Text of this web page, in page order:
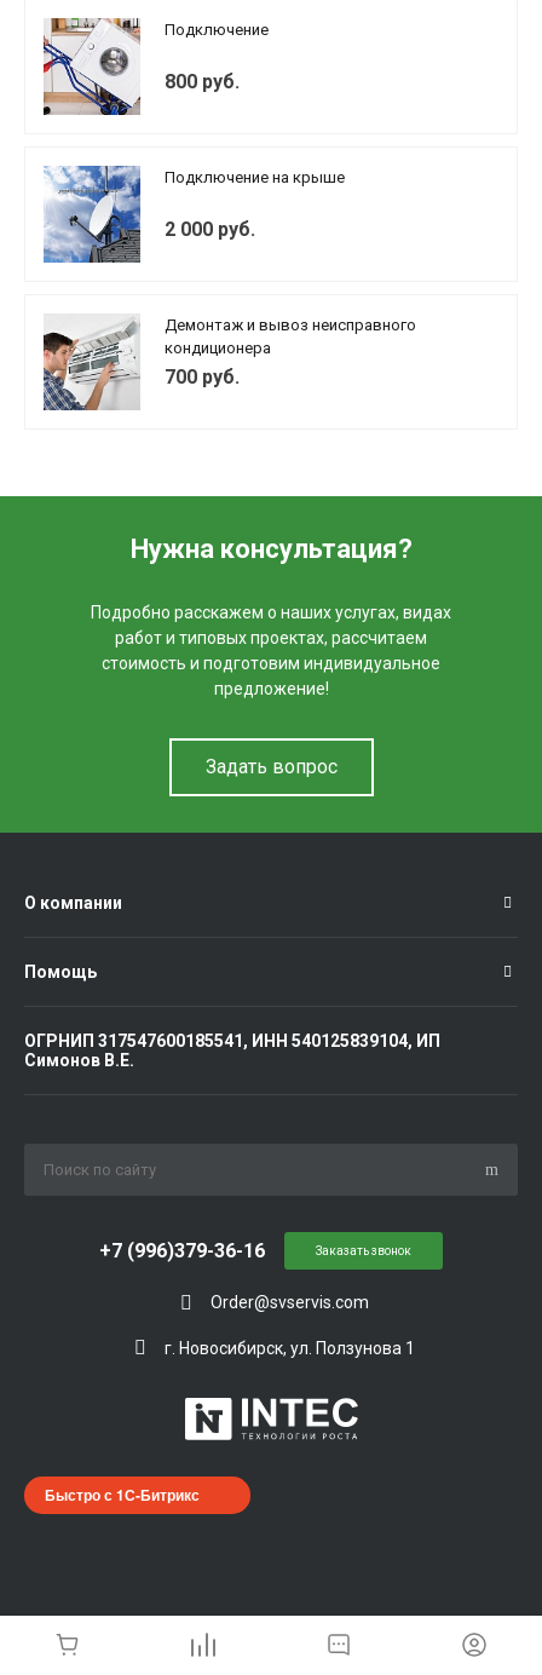
Подключение
800 руб.
Подключение на крыше
2 000 руб.
Демонтаж и вывоз неисправного
кондиционера
700 руб.
Нужна консультация?
Подробно расскажем о наших услугах, видах
работ и типовых проектах, рассчитаем
стоимость и подготовим индивидуальное
предложение!
Задать вопрос
О компании
Помощь
ОГРНИП 317547600185541, ИНН 540125839104, ИП
Симонов В.Е.
Order@svservis.com
+7 (996)379-36-16
г. Новосибирск, ул. Ползунова 1
Заказать звонок
Быстро с 1С-Битрикс
© 2026 Universe, Все права защищены